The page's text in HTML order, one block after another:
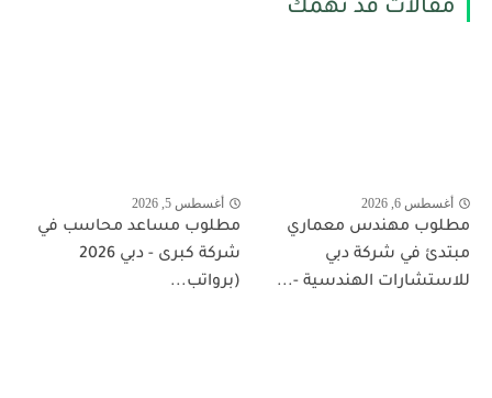
مقالات قد تهمك
أغسطس 6, 2026
مطلوب مهندس معماري
مبتدئ في شركة دبي
للاستشارات الهندسية -...
أغسطس 5, 2026
مطلوب مساعد محاسب في
شركة كبرى - دبي 2026
(برواتب...